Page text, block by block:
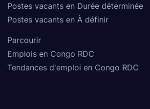
Postes vacants en Durée déterminée
Postes vacants en À définir
Parcourir
Emplois en Congo RDC
Tendances d'emploi en Congo RDC